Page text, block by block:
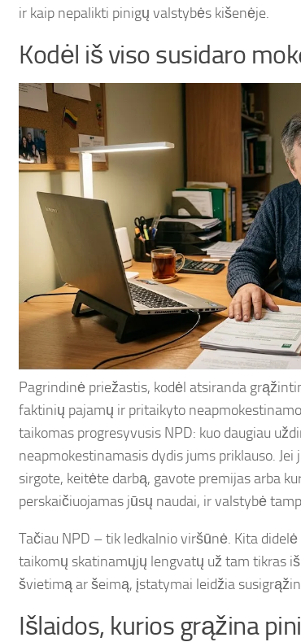
ir kaip nepalikti pinigų valstybės kišenėje.
Kodėl iš viso susidaro
Pagrindinė priežastis, kodėl atsiranda
faktinių pajamų ir pritaikyto
taikomas progresyvusis NPD: kuo daugiau
neapmokestinamasis dydis jums priklauso.
sirgote, keitėte darbą, gavote premijas arba
perskaičiuojamas jūsų naudai, ir valstybė
Tačiau NPD – tik ledkalnio viršūnė. Kita
taikomų skatinamųjų lengvatų už tam tikras
švietimą ar šeimą, įstatymai leidžia
Išlaidos, kurios grąžina